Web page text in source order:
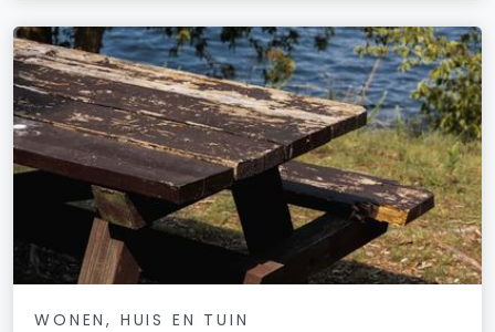
WONEN, HUIS EN TUIN